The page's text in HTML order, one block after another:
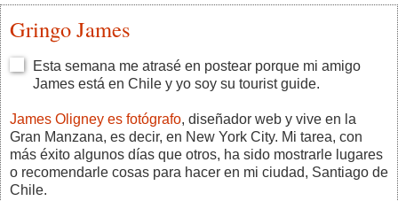
Gringo James
Esta semana me atrasé en postear porque mi amigo
James está en Chile y yo soy su tourist guide.
James Oligney es fotógrafo, diseñador web y vive en la
Gran Manzana, es decir, en New York City. Mi tarea, con
más éxito algunos días que otros, ha sido mostrarle lugares
o recomendarle cosas para hacer en mi ciudad, Santiago de
Chile.